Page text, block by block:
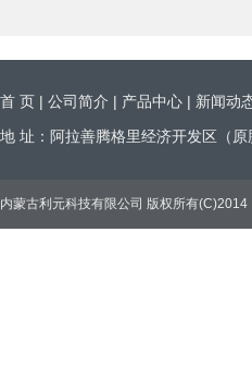
首 页 | 公司简介 | 产品中心 | 新闻动
地 址：阿拉善腾格里经济开发区（原
内蒙古利元科技有限公司 版权所有(C)2014